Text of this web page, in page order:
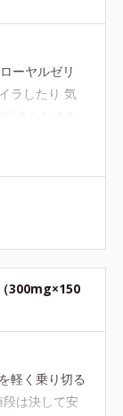
食品だし試
ーヤルゼリ
ラしたり 気
まらなくな
思っていたと
変化はわか
続けてみま
300mg×150
軽く乗り切る
は決して安